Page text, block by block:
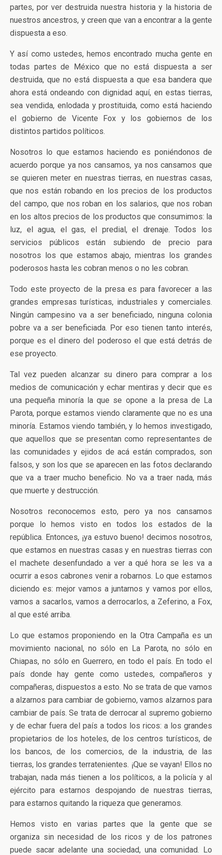
partes, por ver destruida nuestra historia y la historia de
nuestros ancestros, y creen que van a encontrar a la gente
dispuesta a eso.
Y así como ustedes, hemos encontrado mucha gente en
todas partes de México que no está dispuesta a ser
destruida, que no está dispuesta a que esa bandera que
ahora está ondeando con dignidad aquí, en estas tierras,
sea vendida, enlodada y prostituida, como está haciendo
el gobierno de Vicente Fox y los gobiernos de los
distintos partidos políticos.
Nosotros lo que estamos haciendo es poniéndonos de
acuerdo porque ya nos cansamos, ya nos cansamos que
se quieren meter en nuestras tierras, en nuestras casas,
que nos están robando en los precios de los productos
del campo, que nos roban en los salarios, que nos roban
en los altos precios de los productos que consumimos: la
luz, el agua, el gas, el predial, el drenaje. Todos los
servicios públicos están subiendo de precio para
nosotros los que estamos abajo, mientras los grandes
poderosos hasta les cobran menos o no les cobran.
Todo este proyecto de la presa es para favorecer a las
grandes empresas turísticas, industriales y comerciales.
Ningún campesino va a ser beneficiado, ninguna colonia
pobre va a ser beneficiada. Por eso tienen tanto interés,
porque es el dinero del poderoso el que está detrás de
ese proyecto.
Tal vez pueden alcanzar su dinero para comprar a los
medios de comunicación y echar mentiras y decir que es
una pequeña minoría la que se opone a la presa de La
Parota, porque estamos viendo claramente que no es una
minoría. Estamos viendo también, y lo hemos investigado,
que aquellos que se presentan como representantes de
las comunidades y ejidos de acá están comprados, son
falsos, y son los que se aparecen en las fotos declarando
que va a traer mucho beneficio. No va a traer nada, más
que muerte y destrucción.
Nosotros reconocemos esto, pero ya nos cansamos
porque lo hemos visto en todos los estados de la
república. Entonces, ¡ya estuvo bueno! decimos nosotros,
que estamos en nuestras casas y en nuestras tierras con
el machete desenfundado a ver a qué hora se les va a
ocurrir a esos cabrones venir a robarnos. Lo que estamos
diciendo es: mejor vamos a juntarnos y vamos por ellos,
vamos a sacarlos, vamos a derrocarlos, a Zeferino, a Fox,
al que esté arriba.
Lo que estamos proponiendo en la Otra Campaña es un
movimiento nacional, no sólo en La Parota, no sólo en
Chiapas, no sólo en Guerrero, en todo el país. En todo el
país donde hay gente como ustedes, compañeros y
compañeras, dispuestos a esto. No se trata de que vamos
a alzarnos para cambiar de gobierno, vamos alzarnos para
cambiar de país. Se trata de derrocar al supremo gobierno
y de echar fuera del país a todos los ricos: a los grandes
propietarios de los hoteles, de los centros turísticos, de
los bancos, de los comercios, de la industria, de las
tierras, los grandes terratenientes. ¡Que se vayan! Ellos no
trabajan, nada más tienen a los políticos, a la policía y al
ejército para estarnos despojando de nuestras tierras,
para estarnos quitando la riqueza que generamos.
Hemos visto en varias partes que la gente que se
organiza sin necesidad de los ricos y de los patrones
puede sacar adelante una sociedad, una comunidad. Lo